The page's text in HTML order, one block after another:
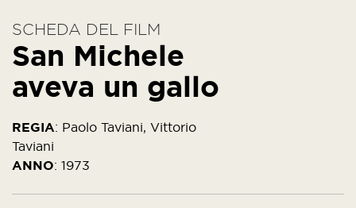
ABOUT
FILM
LOCATION
SCHEDA DEL FILM
San Michele
aveva un gallo
REGIA: Paolo Taviani, Vittorio
Taviani
ANNO: 1973